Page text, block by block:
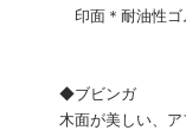
印面＊耐油性ゴ
◆ブビンガ
木面が美しい、ア